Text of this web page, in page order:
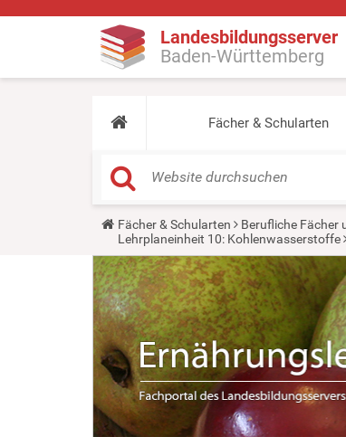
Landesbildungsserver
Baden-Württemberg
Fächer & Schularten
Y
u
a
r
e
h
e
r
e
:
Fächer & Schularten Berufliche Fächer
Lehrplaneinheit 10: Kohlenwasserstoffe